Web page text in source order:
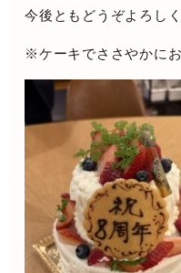
今後ともどうぞよろし
※ケーキでささやかに